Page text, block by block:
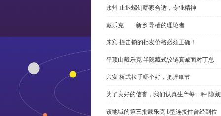
永州 止退螺钉哪家合适，专业精神
戴乐克——新乡 导槽的理论者
来宾 撞击锁的批发价格必须正确！
平顶山戴乐克 半隐藏式铰链真诚面对丁总
六安 桥式拉手哪个好，把握细节
为了良好的信誉，我们认真生产每一种 隐
该地域的第三批戴乐克 b型连接件曾经到位